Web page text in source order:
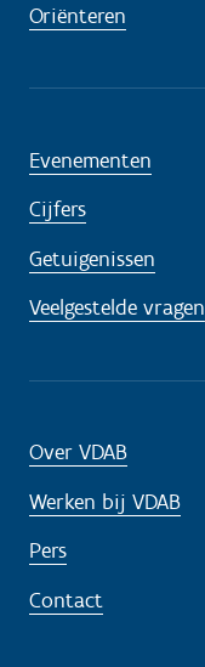
Oriënteren
Evenementen
Cijfers
Getuigenissen
Veelgestelde vragen
Over VDAB
Werken bij VDAB
Pers
Contact